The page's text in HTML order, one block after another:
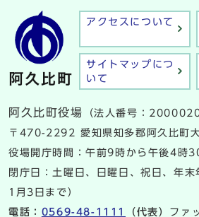
アクセスについて
サイトマップにつ
いて
阿久比町役場
（法人番号：
〒470-2292 愛知県知多郡阿久比町
役場開庁時間：午前9時から午後4時
閉庁日：土曜日、日曜日、祝日、年
1月3日まで）
電話： 0569-48-1111 （代表） ファ